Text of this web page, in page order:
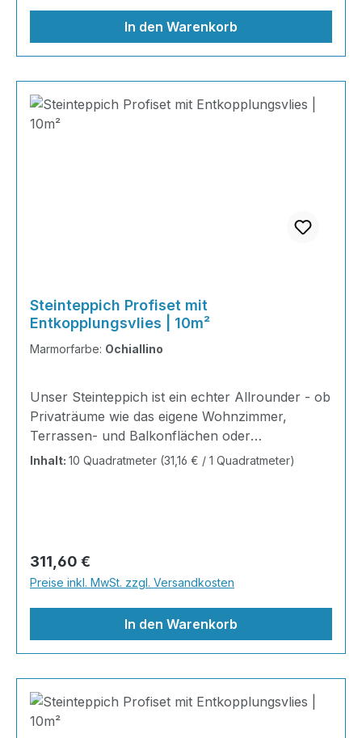
den Charakter der Einmaligk
In den Warenkorb
Steinteppich Profiset mit
Entkopplungsvlies | 10m²
Marmorfarbe: Ochiallino
Unser Steinteppich ist ein echter Allrounder - ob
Privaträume wie das eigene Wohnzimmer,
Terrassen- und Balkonflächen oder
Gewerbeobjekte und Ausstellungsräume; unsere
und einfach zu verlegen. Stöbern Sie in unserem
Shop nach Ihrer Lieblingsfarbe und legen Sie
gleich los. Marmorsteine haben von Natur aus
den Charakter der Einmaligk
Inhalt: 10 Quadratmeter (31,16 € / 1 Quadratmeter)
Regulärer Preis:
311,60 €
Preise inkl. MwSt. zzgl. Versandkosten
In den Warenkorb